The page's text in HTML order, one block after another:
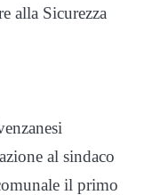
alla Sicurezza
al sindaco
il primo